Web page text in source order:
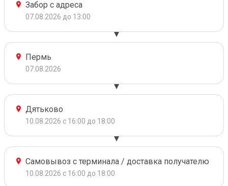
Забор с адреса
07.08.2026 до 13:00
Пермь
07.08.2026
Дятьково
10.08.2026 с 16:00 до 18:00
Самовывоз с терминала / доставка получателю
10.08.2026 с 16:00 до 18:00